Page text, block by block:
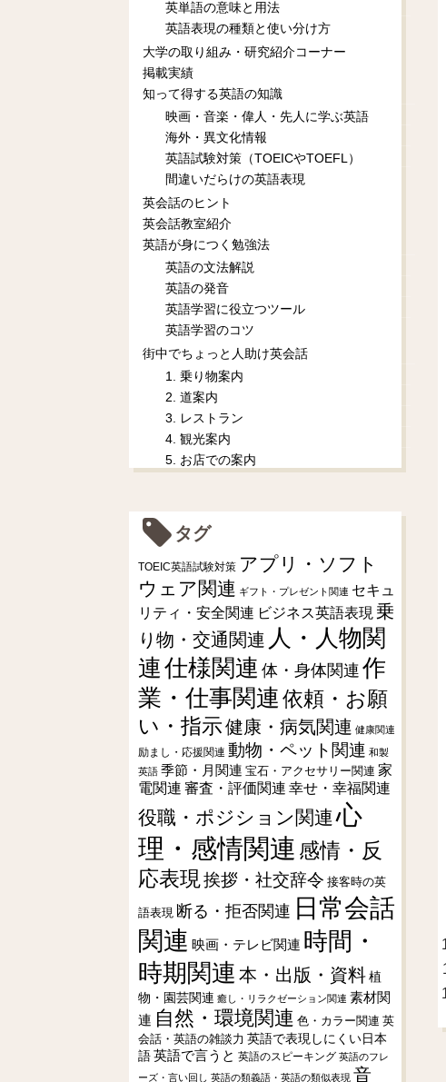
英単語の意味と用法
英語表現の種類と使い分け方
大学の取り組み・研究紹介コーナー
掲載実績
知って得する英語の知識
映画・音楽・偉人・先人に学ぶ英語
海外・異文化情報
英語試験対策（TOEICやTOEFL）
間違いだらけの英語表現
英会話のヒント
英会話教室紹介
英語が身につく勉強法
英語の文法解説
英語の発音
英語学習に役立つツール
英語学習のコツ
街中でちょっと人助け英会話
1. 乗り物案内
2. 道案内
3. レストラン
4. 観光案内
5. お店での案内
タグ
TOEIC英語試験対策 アプリ・ソフト
ウェア関連 ギフト・プレゼント関連 セキュ
リティ・安全関連 ビジネス英語表現 乗
り物・交通関連 人・人物関
連仕様関連 体・身体関連 作
業・仕事関連依頼・お願
い・指示健康・病気関連 健康関連
励まし・応援関連 動物・ペット関連 和製
英語 季節・月関連 宝石・アクセサリー関連 家
電関連 審査・評価関連 幸せ・幸福関連
役職・ポジション関連 心
理・感情関連 感情・反
応表現挨拶・社交辞令 接客時の英
語表現 断る・拒否関連 日常会話
関連 映画・テレビ関連 時間・
時期関連 本・出版・資料植
物・園芸関連 癒し・リラクゼーション関連 素材関
連 自然・環境関連 色・カラー関連 英
会話・英語の雑談力 英語で表現しにくい日本
語 英語で言うと 英語のスピーキング 英語のフレ
ーズ・言い回し 英語の類義語・英語の類似表現 音